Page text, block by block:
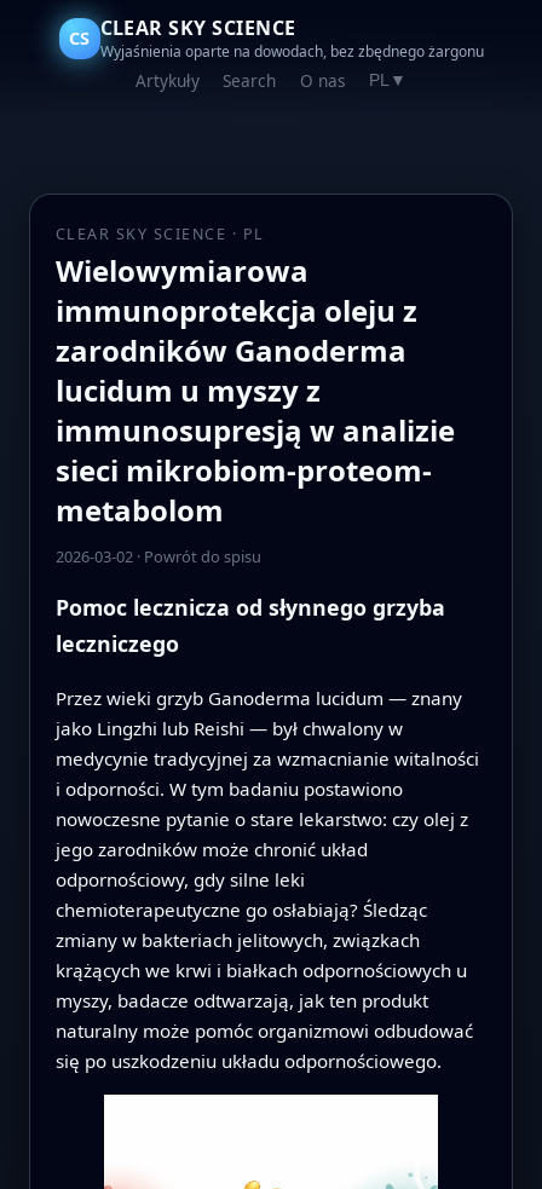
CS CLEAR SKY SCIENCE
Wyjaśnienia oparte na dowodach, bez zbędnego żargonu
Artykuły Search O nas PL▼
CLEAR SKY SCIENCE · PL
Wielowymiarowa
immunoprotekcja oleju z
zarodników Ganoderma
lucidum u myszy z
immunosupresją w analizie
sieci mikrobiom-proteom-
metabolom
2026-03-02· Powrót do spisu
Pomoc lecznicza od słynnego grzyba
leczniczego
Przez wieki grzyb Ganoderma lucidum — znany
jako Lingzhi lub Reishi — był chwalony w
medycynie tradycyjnej za wzmacnianie witalności
i odporności. W tym badaniu postawiono
nowoczesne pytanie o stare lekarstwo: czy olej z
jego zarodników może chronić układ
odpornościowy, gdy silne leki
chemioterapeutyczne go osłabiają? Śledząc
zmiany w bakteriach jelitowych, związkach
krążących we krwi i białkach odpornościowych u
myszy, badacze odtwarzają, jak ten produkt
naturalny może pomóc organizmowi odbudować
się po uszkodzeniu układu odpornościowego.